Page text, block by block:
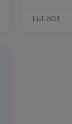
1 jul. 2021